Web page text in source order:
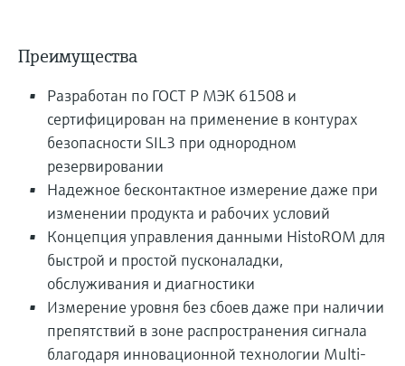
Преимущества
Разработан по ГОСТ Р МЭК 61508 и
сертифицирован на применение в контурах
безопасности SIL3 при однородном
резервировании
Надежное бесконтактное измерение даже при
изменении продукта и рабочих условий
Концепция управления данными HistoROM для
быстрой и простой пусконаладки,
обслуживания и диагностики
Измерение уровня без сбоев даже при наличии
препятствий в зоне распространения сигнала
благодаря инновационной технологии Multi-